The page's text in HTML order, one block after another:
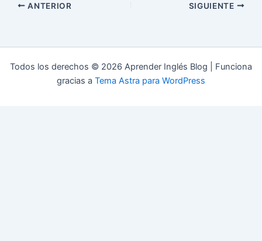
ANTERIOR SIGUIENTE
Todos los derechos © 2026 Aprender Inglés Blog | Funciona
gracias a Tema Astra para WordPress